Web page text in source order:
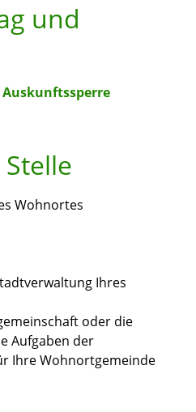
und
Wohnortes
Ihres
oder die
Aufgaben der
Ihre Wohnortgemeinde